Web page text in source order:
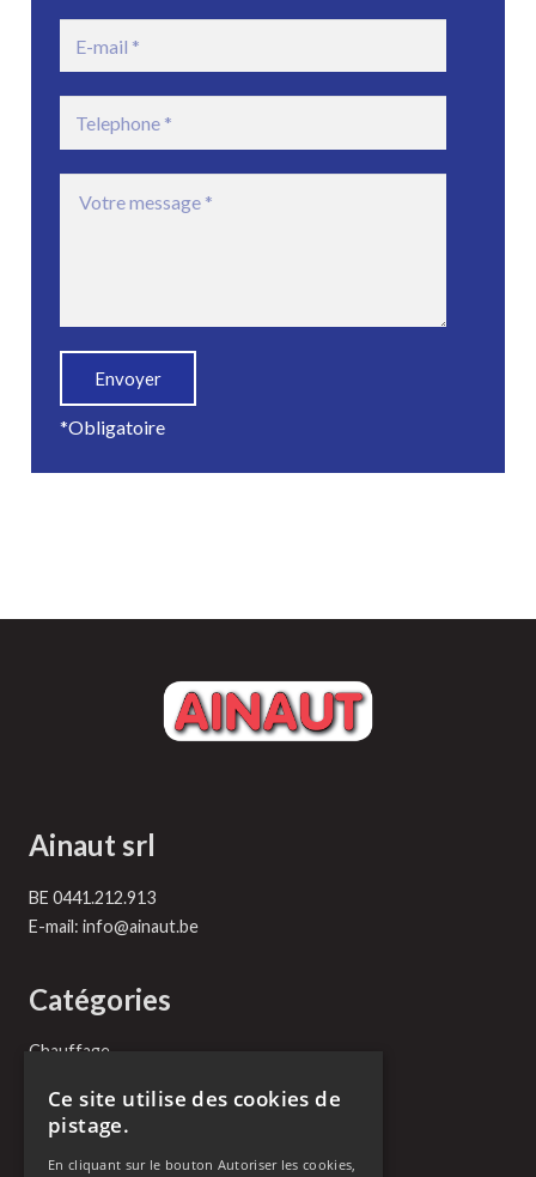
*Obligatoire
Ainaut srl
BE 0441.212.913
E-mail: info@ainaut.be
Catégories
Chauffage
Vitrerie
Serrurerie
Toiture
Ce site utilise des cookies de
pistage.
En cliquant sur le bouton Autoriser les cookies,